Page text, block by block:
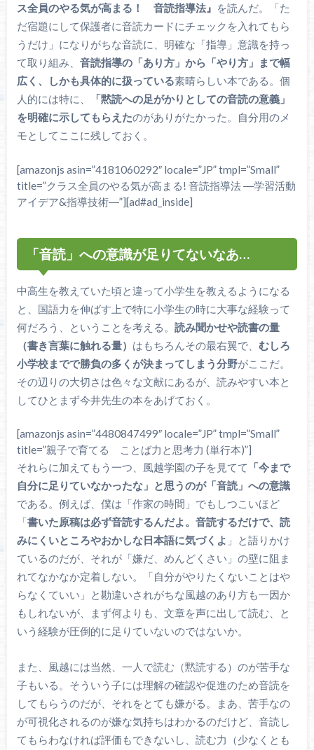
ス全員のやる気が高まる！ 音読指導法』 を読んだ。「た
だ宿題にして保護者に音読カードにチェックを入れてもら
うだけ」になりがちな音読に、明確な「指導」意識を持っ
て取り組み、 音読指導の「あり方」から「やり方」まで幅
広く、しかも具体的に扱っている素晴らしい本である。個
人的には特に、
「黙読への足がかりとしての音読の意義」
を明確に示してもらえたのがありがたかった。自分用のメ
モとしてここに残しておく。
[amazonjs asin=”4181060292″ locale=”JP” tmpl=”Small”
title=”クラス全員のやる気が高まる! 音読指導法 ―学習活動
アイデア&指導技術―”][ad#ad_inside]
「音読」への意識が足りてないなあ…
中高生を教えていた頃と違って小学生を教えるようになる
と、国語力を伸ばす上で特に小学生の時に大事な経験って
何だろう、ということを考える。 読み聞かせや読書の量
（書き言葉に触れる量） はもちろんその最右翼で、 むしろ
小学校までで勝負の多くが決まってしまう分野がここだ。
その辺りの大切さは色々な文献にあるが、読みやすい本と
してひとまず今井先生の本をあげておく。
[amazonjs asin=”4480847499″ locale=”JP” tmpl=”Small”
title=”親子で育てる ことば力と思考力 (単行本)”]
それらに加えてもう一つ、風越学園の子を見てて 「今まで
自分に足りていなかったな」と思うのが「音読」への意識
である。例えば、僕は「作家の時間」でもしつこいほど
「書いた原稿は必ず音読するんだよ。音読するだけで、読
みにくいところやおかしな日本語に気づくよ 」と語りかけ
ているのだが、それが「嫌だ、めんどくさい」の壁に阻ま
れてなかなか定着しない。「自分がやりたくないことはや
らなくていい」と勘違いされがちな風越のあり方も一因か
もしれないが、まず何よりも、文章を声に出して読む、と
いう経験が圧倒的に足りていないのではないか。
また、風越には当然、一人で読む（黙読する）のが苦手な
子もいる。そういう子には理解の確認や促進のため音読を
してもらうのだが、それをとても嫌がる。まあ、苦手なの
が可視化されるのが嫌な気持ちはわかるのだけど、音読し
てもらわなければ評価もできないし、読む力（少なくとも